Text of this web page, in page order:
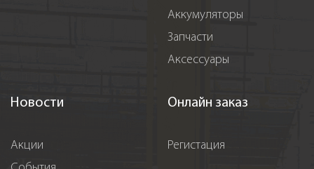
Аккумуляторы
Запчасти
Аксессуары
Новости
Акции
Онлайн заказ
Регистация